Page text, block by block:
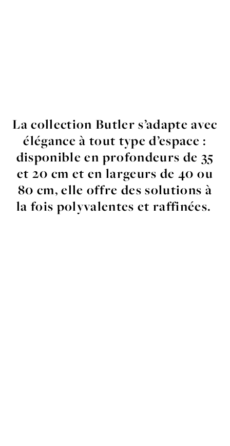
Lacollection Butler s’adapte avec
élégance à tout type d’espace :
disponible en profondeurs de 35
et 20 cm et enlargeurs de 40ou
80 cm, elle offre des solutions à
la fois polyvalentes etraffinées.